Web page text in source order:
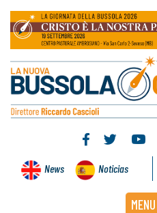
News Noticias
MENU